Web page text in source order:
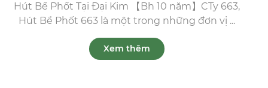
Hút Bể Phốt Tại Đại Kim 【Bh 10 năm】CTy 663,
Hút Bể Phốt 663 là một trong những đơn vị ...
Xem thêm